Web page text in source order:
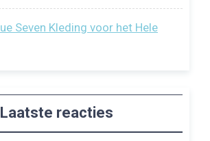
Seven Kleding voor het Hele
Laatste reacties